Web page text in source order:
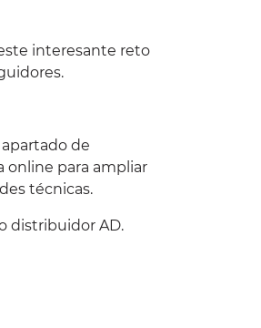
interesante reto
de
online para ampliar
técnicas.
distribuidor AD.